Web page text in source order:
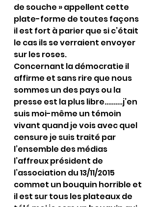
de souche » appellent cette
plate-forme de toutes façons
il est fort à parier que si c’était
le cas ils se verraient envoyer
sur les roses.
Concernant la démocratie il
affirme et sans rire que nous
sommes un des pays ou la
presse est la plus libre……….j’en
suis moi-même un témoin
vivant quand je vois avec quel
censure je suis traité par
l’ensemble des médias
l’affreux président de
l’association du 13/11/2015
commet un bouquin horrible et
il est sur tous les plateaux de